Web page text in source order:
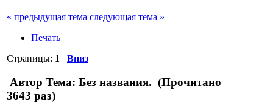
« предыдущая тема следующая тема »
Печать
Страницы: 1 Вниз
Автор Тема: Без названия. (Прочитано
3643 раз)